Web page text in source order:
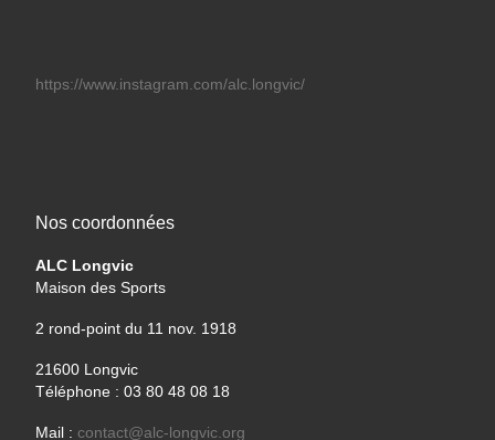
https://www.instagram.com/alc.longvic/
Nos coordonnées
ALC Longvic
Maison des Sports
2 rond-point du 11 nov. 1918
21600 Longvic
Téléphone : 03 80 48 08 18
Mail : contact@alc-longvic.org